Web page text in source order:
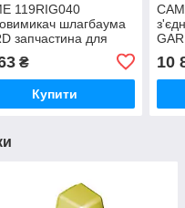
119RIG040
шлагбаума
запчастина для
₴
Купити
10